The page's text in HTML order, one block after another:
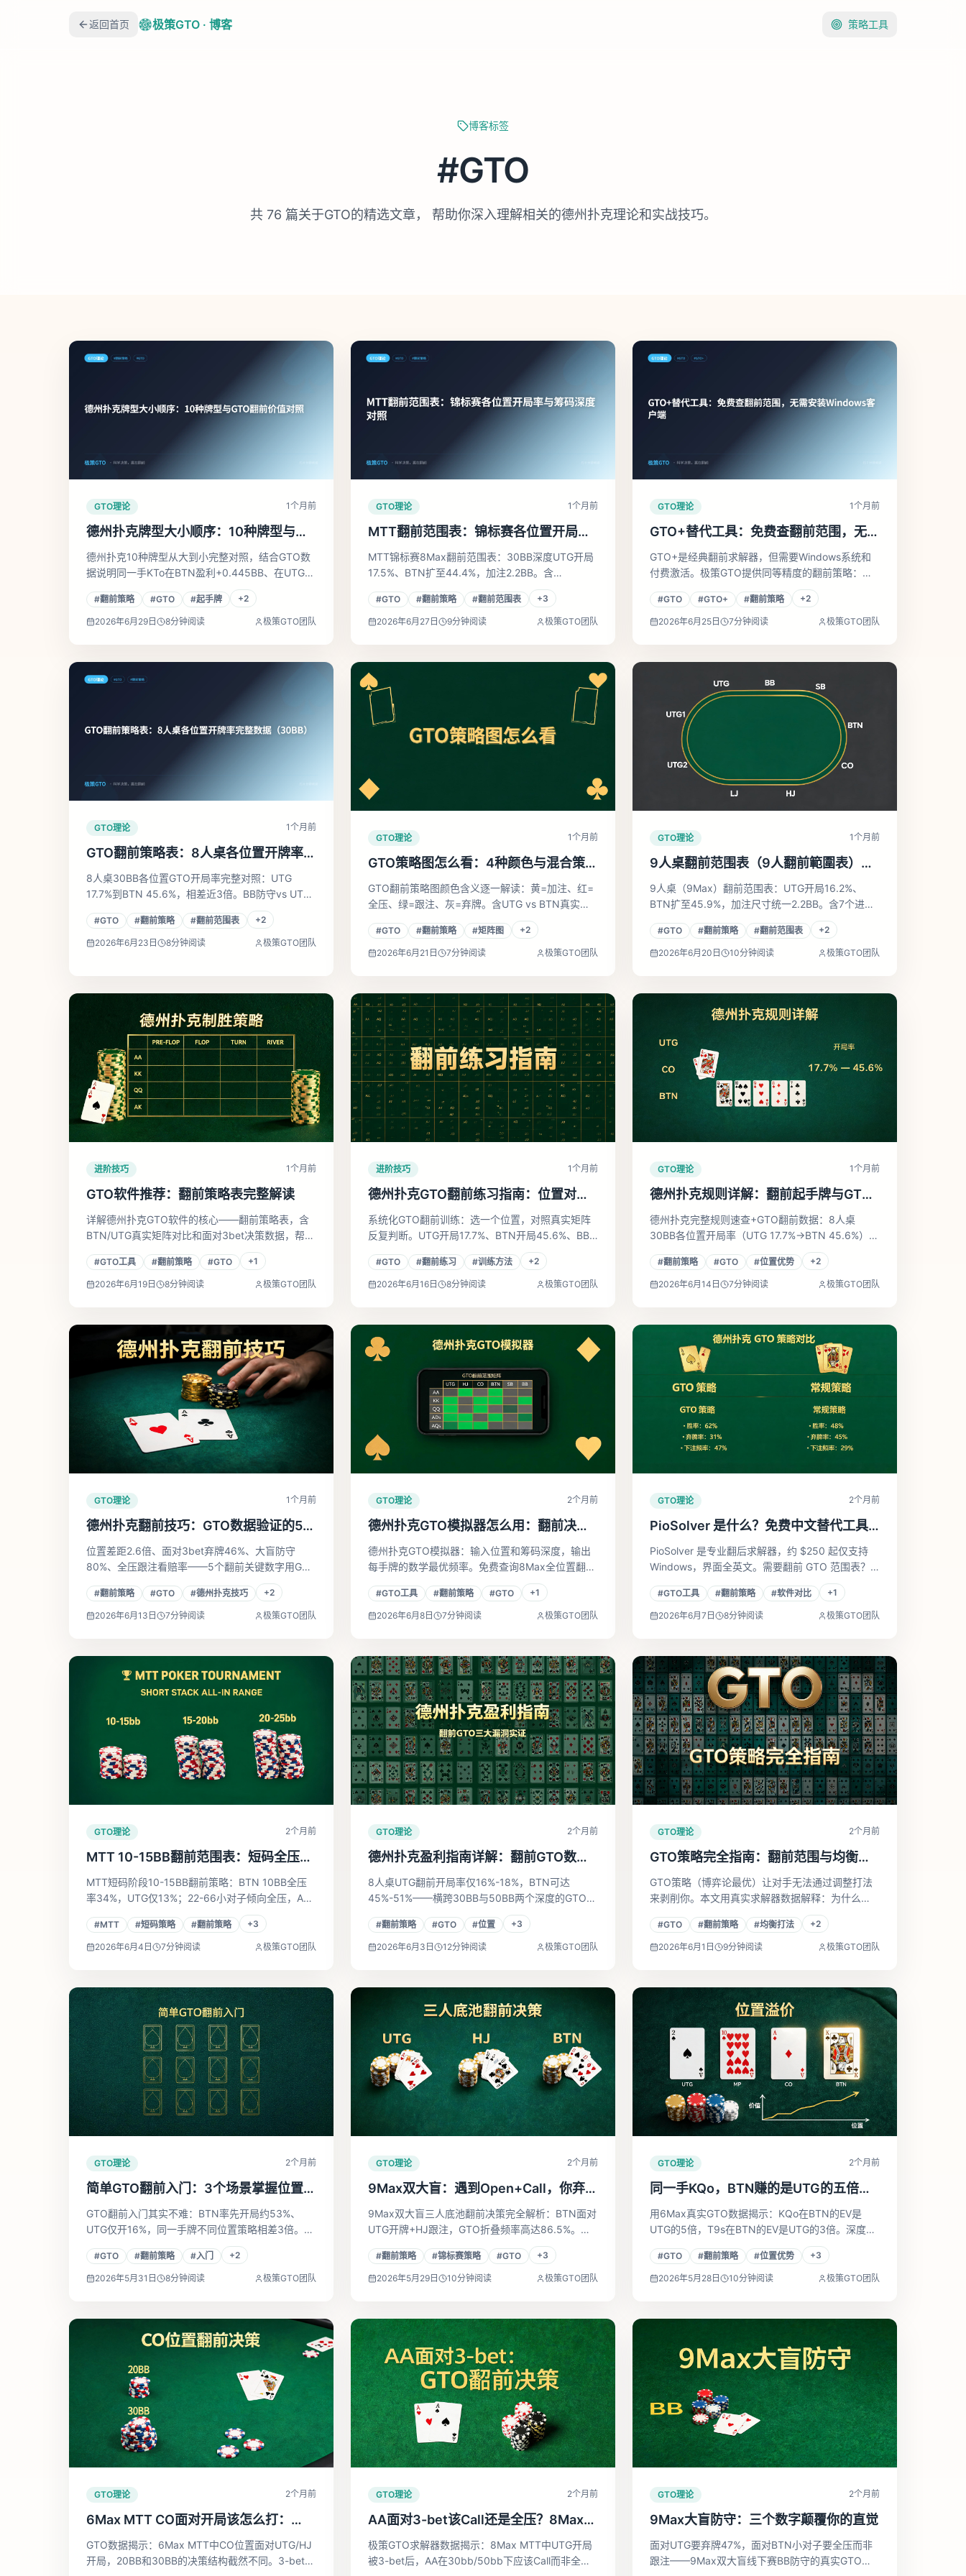
返回首页 极策GTO · 博客 策略工具
博客标签
#GTO
共 76 篇关于GTO的精选文章， 帮助你深入理解相关的德州扑克理论和实战技巧。
GTO理论 1个月前
德州扑克牌型大小顺序：10种牌型与
GTO翻前价值对照
德州扑克10种牌型从大到小完整对照，结合GTO数
据说明同一手KTo在BTN盈利+0.445BB、在UTG几
乎总是弃牌——位置才是翻前决策的核心变量。
#翻前策略 #GTO #起手牌 +2
2026年6月29日 8分钟阅读 极策GTO团队
GTO理论 1个月前
MTT翻前范围表：锦标赛各位置开局率
与筹码深度对照
MTT锦标赛8Max翻前范围表：30BB深度UTG开局
17.5%、BTN扩至44.4%，加注2.2BB。含
UTG/HJ/CO/BTN真实矩阵图、BB防守数据与20BB
短码过渡打法，专业版MTT策略直用。
#GTO #翻前策略 #翻前范围表 +3
2026年6月27日 9分钟阅读 极策GTO团队
GTO理论 1个月前
GTO+替代工具：免费查翻前范围，无需
安装Windows客户端
GTO+是经典翻前求解器，但需要Windows系统和
付费激活。极策GTO提供同等精度的翻前策略：
BTN 30BB开局45.6%、BB面对BTN防守80%，中
文界面，手机直接查。
#GTO #GTO+ #翻前策略 +2
2026年6月25日 7分钟阅读 极策GTO团队
GTO理论 1个月前
GTO翻前策略表：8人桌各位置开牌率完
整数据（30BB）
8人桌30BB各位置GTO开局率完整对照：UTG
17.7%到BTN 45.6%，相差近3倍。BB防守vs UTG
仅56%，vs BTN高达80%。极策GTO求解器实测数
据，含UTG/CO/BTN及BB防守矩阵图，可直接查用
的参考表。
#GTO #翻前策略 #翻前范围表 +2
2026年6月23日 8分钟阅读 极策GTO团队
GTO理论 1个月前
GTO策略图怎么看：4种颜色与混合策略
完全解读
GTO翻前策略图颜色含义逐一解读：黄=加注、红=
全压、绿=跟注、灰=弃牌。含UTG vs BTN真实矩
阵对比、混色格随机化方法、BB防守图实战拆解。
#GTO #翻前策略 #矩阵图 +2
2026年6月21日 7分钟阅读 极策GTO团队
GTO理论 1个月前
9人桌翻前范围表（9人翻前範圍表）：
UTG到BTN全位置开局矩阵图
9人桌（9Max）翻前范围表：UTG开局16.2%、
BTN扩至45.9%，加注尺寸统一2.2BB。含7个进攻
位置真实求解器矩阵图与BB防守数据，双大盲MTT
实战直用。
#GTO #翻前策略 #翻前范围表 +2
2026年6月20日 10分钟阅读 极策GTO团队
进阶技巧 1个月前
GTO软件推荐：翻前策略表完整解读
详解德州扑克GTO软件的核心——翻前策略表，含
BTN/UTG真实矩阵对比和面对3bet决策数据，帮你
选对工具、看懂策略图、快速提升翻前胜率。
#GTO工具 #翻前策略 #GTO +1
2026年6月19日 8分钟阅读 极策GTO团队
进阶技巧 1个月前
德州扑克GTO翻前练习指南：位置对比
与训练方法
系统化GTO翻前训练：选一个位置，对照真实矩阵
反复判断。UTG开局17.7%、BTN开局45.6%、BB
防守弃牌仅20%——每个数字对应一套可落地的练
习方案。
#GTO #翻前练习 #训练方法 +2
2026年6月16日 8分钟阅读 极策GTO团队
GTO理论 1个月前
德州扑克规则详解：翻前起手牌与GTO
位置策略
德州扑克完整规则速查+GTO翻前数据：8人桌
30BB各位置开局率（UTG 17.7%→BTN 45.6%），
附真实求解器矩阵图，帮你从懂规则到翻前不亏。
#翻前策略 #GTO #位置优势 +2
2026年6月14日 7分钟阅读 极策GTO团队
GTO理论 1个月前
德州扑克翻前技巧：GTO数据验证的5个
核心原则
位置差距2.6倍、面对3bet弃牌46%、大盲防守
80%、全压跟注看赔率——5个翻前关键数字用GTO
矩阵图说话，帮你在高频场景做有据可依的决策。
#翻前策略 #GTO #德州扑克技巧 +2
2026年6月13日 7分钟阅读 极策GTO团队
GTO理论 2个月前
德州扑克GTO模拟器怎么用：翻前决策
不再靠感觉
德州扑克GTO模拟器：输入位置和筹码深度，输出
每手牌的数学最优频率。免费查询8Max全位置翻前
范围，含大盲防守、率先开池等场景，手机浏览器
直用，无需下载。
#GTO工具 #翻前策略 #GTO +1
2026年6月8日 7分钟阅读 极策GTO团队
GTO理论 2个月前
PioSolver 是什么？免费中文替代工具
PioSolver 是专业翻后求解器，约 $250 起仅支持
Windows，界面全英文。需要翻前 GTO 范围表？
极策GTO 提供免费在线替代，全中文，手机直用，
30 秒查完各位置策略。
#GTO工具 #翻前策略 #软件对比 +1
2026年6月7日 8分钟阅读 极策GTO团队
GTO理论 2个月前
MTT 10-15BB翻前范围表：短码全压与
跟注的GTO完整数据
MTT短码阶段10-15BB翻前策略：BTN 10BB全压
率34%，UTG仅13%；22-66小对子倾向全压，AA
反而开到2BB。GTO求解器各位置矩阵图，附对手
全压跟注阈值速查。
#MTT #短码策略 #翻前策略 +3
2026年6月4日 7分钟阅读 极策GTO团队
GTO理论 2个月前
德州扑克盈利指南详解：翻前GTO数据
消灭三类高频漏洞
8人桌UTG翻前开局率仅16%-18%，BTN可达
45%-51%——横跨30BB与50BB两个深度的GTO真
实数据验证位置价值。三组矩阵图详解翻前漏洞根
源，从开局纪律到大盲防守，构建德州扑克长期盈
利体系。
#翻前策略 #GTO #位置 +3
2026年6月3日 12分钟阅读 极策GTO团队
GTO理论 2个月前
GTO策略完全指南：翻前范围与均衡打
法详解
GTO策略（博弈论最优）让对手无法通过调整打法
来剥削你。本文用真实求解器数据解释：为什么
BTN开局率是UTG的2.6倍，以及面对3-Bet时小对
子为何全压比AA更多。
#GTO #翻前策略 #均衡打法 +2
2026年6月1日 9分钟阅读 极策GTO团队
GTO理论 2个月前
简单GTO翻前入门：3个场景掌握位置选
牌核心逻辑
GTO翻前入门其实不难：BTN率先开局约53%、
UTG仅开16%，同一手牌不同位置策略相差3倍。3
个真实求解器场景详解（BTN/UTG开局+BB防
守），含矩阵图，BB面对BTN需跟注62%。中文免
费工具在线查询，10分钟入门简单GTO翻前策略。
#GTO #翻前策略 #入门 +2
2026年5月31日 8分钟阅读 极策GTO团队
GTO理论 2个月前
9Max双大盲：遇到Open+Call，你弃牌
的频率可能还不够高
9Max双大盲三人底池翻前决策完全解析：BTN面对
UTG开牌+HJ跟注，GTO折叠频率高达86.5%。从
真实求解器数据拆解对手位置、筹码深度对你的参
与频率和行动类型的影响。
#翻前策略 #锦标赛策略 #GTO +3
2026年5月29日 10分钟阅读 极策GTO团队
GTO理论 2个月前
同一手KQo，BTN赚的是UTG的五倍：
6Max翻前位置溢价量化拆解
用6Max真实GTO数据揭示：KQo在BTN的EV是
UTG的5倍，T9s在BTN的EV是UTG的3倍。深度解
析为什么位置不只是影响范围宽窄，而是直接决定
每一手牌的盈利天花板。
#GTO #翻前策略 #位置优势 +3
2026年5月28日 10分钟阅读 极策GTO团队
GTO理论 2个月前
6Max MTT CO面对开局该怎么打：
20BB和30BB完全是两个游戏
GTO数据揭示：6Max MTT中CO位置面对UTG/HJ
开局，20BB和30BB的决策结构截然不同。3-bet、
GTO理论 2个月前
AA面对3-bet该Call还是全压？8Max
MTT的GTO答案
极策GTO求解器数据揭示：8Max MTT中UTG开局
被3-bet后，AA在30bb/50bb下应该Call而非全
GTO理论 2个月前
9Max大盲防守：三个数字颠覆你的直觉
面对UTG要弃牌47%，面对BTN小对子要全压而非
跟注——9Max双大盲线下赛BB防守的真实GTO数